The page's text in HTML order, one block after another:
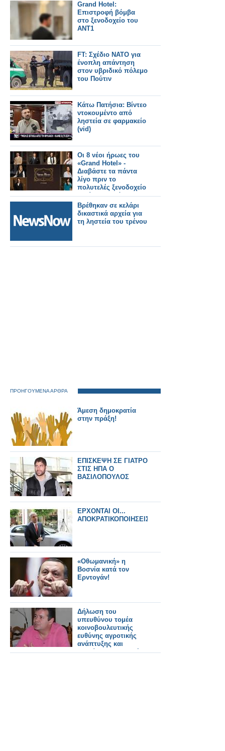
Grand Hotel:
Επιστροφή βόμβα
στο ξενοδοχείο του
ΑΝΤ1
FT: Σχέδιο ΝΑΤΟ για
ένοπλη απάντηση
στον υβριδικό πόλεμο
του Πούτιν
Κάτω Πατήσια: Βίντεο
ντοκουμέντο από
ληστεία σε φαρμακείο
(vid)
Οι 8 νέοι ήρωες του
«Grand Hotel» -
Διαβάστε τα πάντα
λίγο πριν το
πολυτελές ξενοδοχείο
ανοίξει και πάλι τις
πόρτες του
Βρέθηκαν σε κελάρι
δικαστικά αρχεία για
τη ληστεία του τρένου
ΠΡΟΗΓΟΥΜΕΝΑ ΑΡΘΡΑ
Άμεση δημοκρατία
στην πράξη!
ΕΠΙΣΚΕΨΗ ΣΕ ΓΙΑΤΡΟ
ΣΤΙΣ ΗΠΑ Ο
ΒΑΣΙΛΟΠΟΥΛΟΣ
ΕΡΧΟΝΤΑΙ ΟΙ...
ΑΠΟΚΡΑΤΙΚΟΠΟΙΗΣΕΙΣ!
«Οθωμανική» η
Βοσνία κατά τον
Ερντογάν!
Δήλωση του
υπευθύνου τομέα
κοινοβουλευτικής
ευθύνης αγροτικής
ανάπτυξης και
τροφίμων βουλευτή